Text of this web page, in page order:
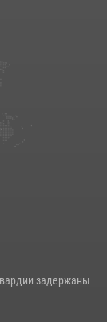
по обобщению
задержаны